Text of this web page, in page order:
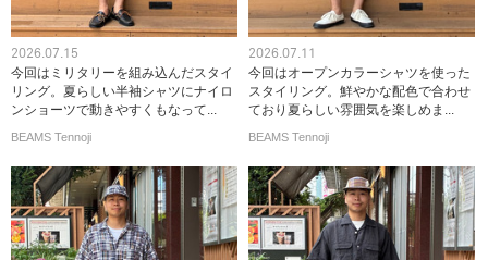
2026.07.15
今回はミリタリーを組み込んだスタイ
リング。夏らしい半袖シャツにナイロ
ンショーツで動きやすくもなって...
BEAMS Tennoji
2026.07.11
今回はオープンカラーシャツを使った
スタイリング。鮮やかな配色で合わせ
ており夏らしい雰囲気を楽しめま...
BEAMS Tennoji